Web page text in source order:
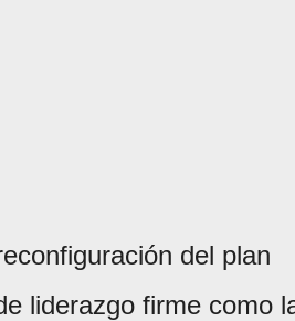
del plan
liderazgo firme como